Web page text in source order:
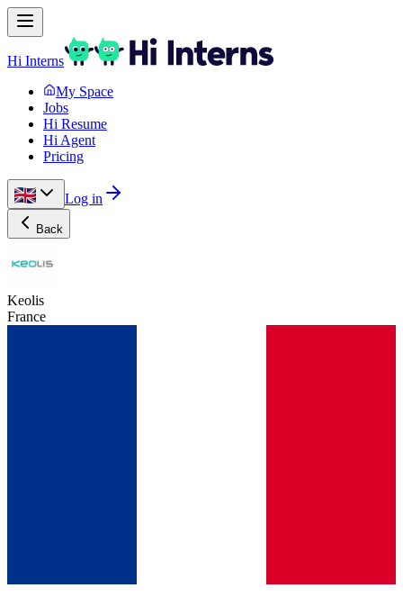
Hi Interns
My Space
Jobs
Hi Resume
Hi Agent
Pricing
Log in
Back
Keolis
France